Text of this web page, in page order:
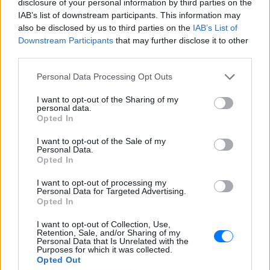
disclosure of your personal information by third parties on the
IAB’s list of downstream participants. This information may
also be disclosed by us to third parties on the IAB’s List of
Downstream Participants that may further disclose it to other
Personal Data Processing Opt Outs
I want to opt-out of the Sharing of my
personal data.
Opted In
I want to opt-out of the Sale of my
Personal Data.
Opted In
I want to opt-out of processing my
Personal Data for Targeted Advertising.
Opted In
I want to opt-out of Collection, Use,
Retention, Sale, and/or Sharing of my
Personal Data that Is Unrelated with the
Purposes for which it was collected.
Opted Out
ΔΕΙΤΕ ΕΠΙΣΗΣ
ΣΤΗΝ ΙΔΙΑ ΚΑΤΗΓΟΡΙΑ
19χρονο να οδηγείται με τη βία
για επιστράτευση ‑ Τι είναι το
ΧΤΕΣ
Βίντεο που φέρεται να δείχνει βίαιη
μεταφορά άνδρα για στρατιωτική